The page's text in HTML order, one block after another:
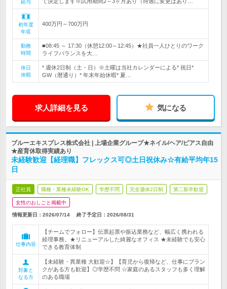
給与
初年度
年収
400万円～700万円
勤務
時間
■08:45 ～ 17:30（休憩12:00～12:45）★社員一人ひとりのワーク
ライフバランスを大…
休日
休暇
* 週休2日制（土・日）※土曜は当社カレンダーによる* 祝日*
GW（暦通り）* 年末年始休暇* 夏…
求人詳細を見る 気になる
ブルーエキスプレス株式会社 | 上場企業グループ★ネイル/ヘア/ピアス自由
★産育休取得実績あり
未経験歓迎【経理職】フレックス可◎土日祝休み☆有給平均年15
日
正社員 職種・業種未経験OK 学歴不問 完全週休2日制 第二新卒歓迎
女性のおしごと掲載中
情報更新日：2026/07/14 終了予定日： 2026/08/31
仕事内容
【チームでフォロー】伝票起票や振込業務など、幅広く携われる
経理事務。★リニューアルした綺麗なオフィス ★未経験でも安心
できる教育体制
対象と
なる方
【未経験・異業種 大歓迎☆】【育児から復帰など、仕事にブラン
クがある方も歓迎】◎学歴不問 ☆家庭のあるスタッフも多く理解
のある職場